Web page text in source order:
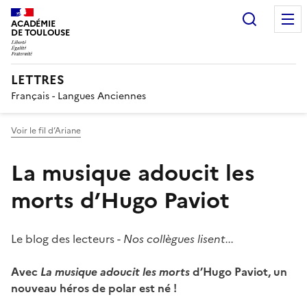
ACADÉMIE
DE TOULOUSE
LETTRES
Français - Langues Anciennes
Voir le fil d’Ariane
La musique adoucit les
morts d’Hugo Paviot
Le blog des lecteurs - Nos collègues lisent...
Avec La musique adoucit les mortsd’Hugo Paviot, un
nouveau héros de polar est né !